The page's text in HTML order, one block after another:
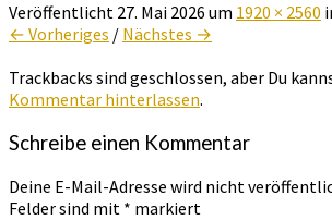
Veröffentlicht 27. Mai 2026 um 1920 × 2560
← Vorheriges / Nächstes →
Trackbacks sind geschlossen, aber Du
Kommentar hinterlassen.
Schreibe einen Kommentar
Deine E-Mail-Adresse wird nicht
Felder sind mit * markiert